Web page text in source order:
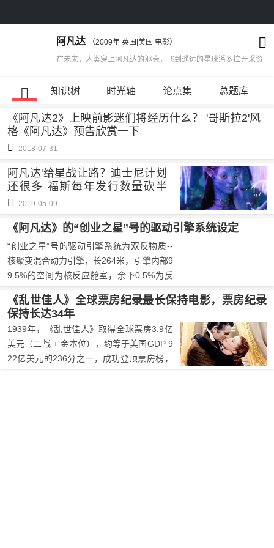
阿凡达 （2009年 英国|美国 电影）
在未来，人类穿上阿凡达的躯壳，飞到遥远的星球潘多拉开采资
凡达来到潘多拉。然而，在结识了当地纳美族人公主涅提妮之
知识树 时光轴 论点集 总题库
《阿凡达2》上映前影迷们将经历什么？ '哥斯拉2'风
格《阿凡达》预告欣赏一下
2018-07-31
阿凡达'给星战让路？迪士尼计划
还很多 福斯每年发行数量砍半
希望风格有所区别
2019-05-09
《阿凡达》的“创业之星”号的驱动引擎系统设定
“创业之星”号的驱动引擎系统为双反物质--
核聚变混合动力引擎，长264米，引擎内部9
9.5%的空间为核反应舱室，余下0.5%为反
物质湮灭舱室，但湮灭系统却提供了超过9
5%的星际航行动力。湮灭系统所用的反物
质燃料为反氢和氢。
《乱世佳人》全球票房纪录最长保持电影，票房纪录
保持长达34年
1939年，《乱世佳人》取得全球票房3.9亿
美元（二战 + 金本位），约等于美国GDP 9
22亿美元的236分之一，成功登顶票房榜，